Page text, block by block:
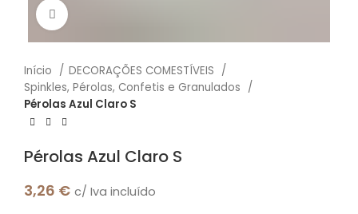
Início
DECORAÇÕES COMESTÍVEIS
Spinkles, Pérolas, Confetis e Granulados
Pérolas Azul Claro S
Pérolas Azul Claro S
3,26 € c/ Iva incluído